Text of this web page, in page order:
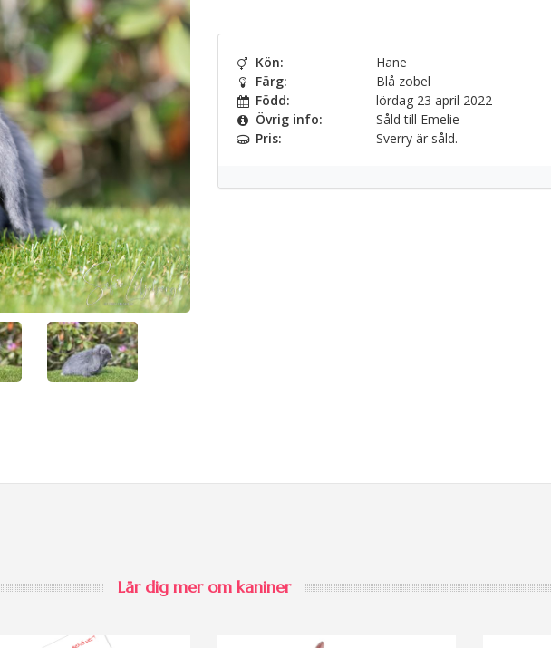
Kön:
Hane
Färg:
Blå zobel
Född:
lördag 23 april 2022
Övrig info:
Såld till Emelie
Pris:
Sverry är såld.
Lär dig mer om kaniner